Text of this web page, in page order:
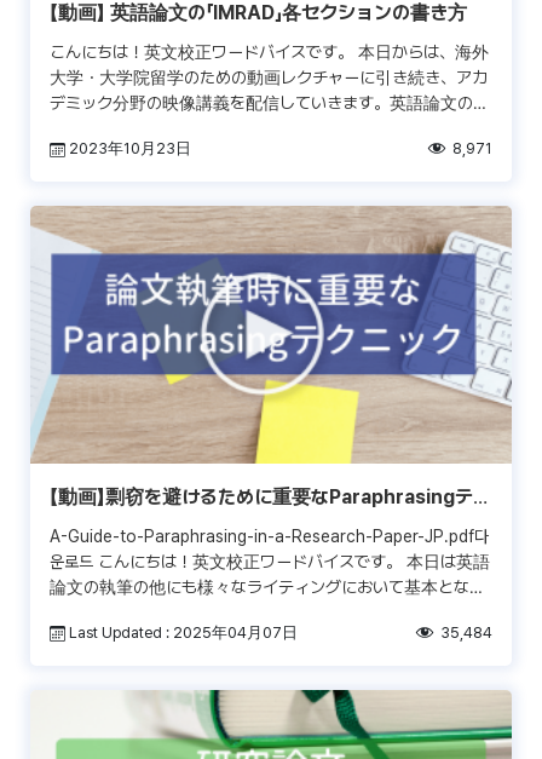
【動画】 英語論文の「IMRAD」各セクションの書き方
こんにちは！英文校正ワードバイスです。 本日からは、海外
大学・大学院留学のための動画レクチャーに引き続き、アカ
デミック分野の映像講義を配信していきます。英語論文の書
文 […]
2023年10月23日 8,971
【動画】剽窃を避けるために重要なParaphrasingテク
ニックとは？
A-Guide-to-Paraphrasing-in-a-Research-Paper-JP.pdf다
운로드 こんにちは！英文校正ワードバイスです。 本日は英語
論文の執筆の他にも様々なライティングにおいて基本となる
Last Updated : 2025年04月07日 35,484